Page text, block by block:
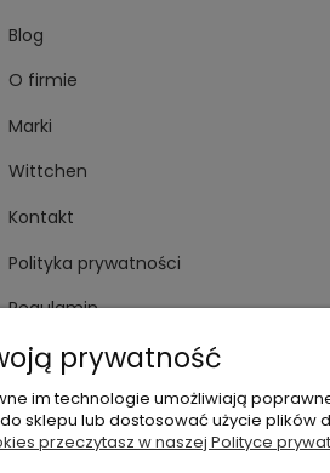
Blog
O firmie
Marki
Wittchen
Kontakt
Polityka prywatności
Regulamin
+48535745555
prywatność
im technologie umożliwiają
sklepu lub dostosować użycie
przeczytasz w naszej Polityce